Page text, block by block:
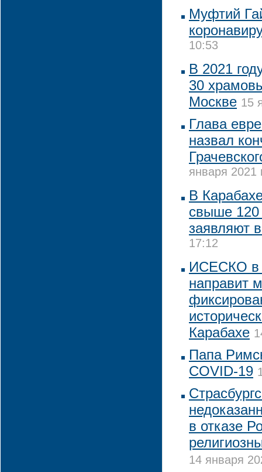
Муфтий
10:53
В 2021
30
Москве 15
Глава
назвал
января 2021
В
свыше 120
заявляют
17:12
ИСЕСКО в
направит
Карабахе
Папа
COVID-19
в отказе
14 января